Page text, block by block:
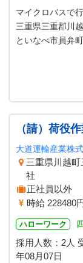
マイクロバスで
三重県三重郡川
といなべ市員弁
（請）荷役
大道運輸産業株
三重県川越
社
正社員以外
時給 228480
ハローワーク
採用人数：2人
年08月07日